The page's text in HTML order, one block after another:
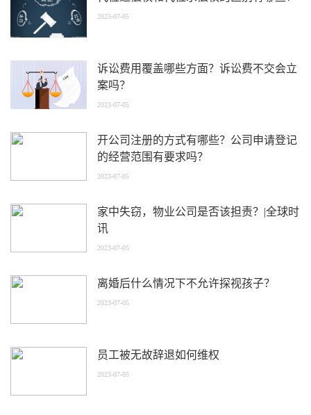
2023-07-05
诉讼费用覆盖哪些方面？诉讼费不交会立
案吗？
2023-07-05
开公司注册的方式有哪些？公司申请登记
的经营范围有要求吗？
2023-07-05
家中失窃，物业公司是否该担责？|全球时
讯
2023-07-05
离婚后什么情况下不允许探视孩子？
2023-07-05
员工被无故辞退如何维权
2023-07-05